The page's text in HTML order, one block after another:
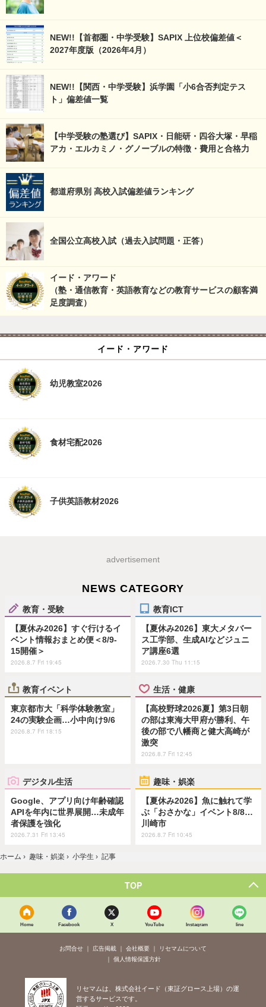
NEW!!【首都圏・中学受験】SAPIX 上位校偏差値＜
2027年度版（2026年4月）
NEW!!【関西・中学受験】浜学園「小6合否判定テス
ト」偏差値一覧
【中学受験の塾選び】SAPIX・日能研・四谷大塚・早稲
アカ・エルカミノ・グノーブルの特徴・費用と合格力
都道府県別 高校入試偏差値ランキング
全国公立高校入試（過去入試問題・正答）
イード・アワード
（塾・通信教育・英語教育などの教育サービスの顧客満
足度調査）
イード・アワード
幼児教室2026
食材宅配2026
子供英語教材2026
advertisement
NEWS CATEGORY
教育・受験
【夏休み2026】すぐ行けるイ
ベント情報おまとめ便＜8/9-
15開催＞
2026.8.7 Fri 19:45
教育ICT
【夏休み2026】東大メタバー
ス工学部、生成AIなどジュニ
ア講座6選
2026.7.30 Thu 11:15
教育イベント
東京都市大「科学体験教室」
24の実験企画…小中向け9/6
2026.8.7 Fri 18:15
生活・健康
【高校野球2026夏】第3日朝
の部は東海大甲府が勝利、午
後の部で八幡商と健大高崎が
激突
2026.8.7 Fri 12:45
デジタル生活
Google、アプリ向け年齢確認
APIを年内に世界展開…未成年
者保護を強化
2026.7.31 Fri 13:45
趣味・娯楽
【夏休み2026】魚に触れて学
ぶ「おさかな」イベント8/8…
川崎市
2026.8.7 Fri 10:45
ホーム › 趣味・娯楽 › 小学生 › 記事
TOP
Home Facebook X YouTube Instagram line
お問合せ 広告掲載 会社概要
リセマムについて
個人情報保護方針
リセマムは、株式会社イード（東証グロース上場）の運
営するサービスです。